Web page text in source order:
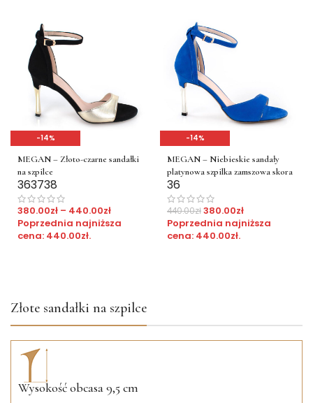
-14%
MEGAN – Złoto-czarne sandałki
na szpilce
363738
380.00zł – 440.00zł
Poprzednia najniższa
cena: 440.00zł.
-14%
MEGAN – Niebieskie sandały
platynowa szpilka zamszowa skora
36
440.00zł380.00zł
Poprzednia najniższa
cena: 440.00zł.
Złote sandałki na szpilce
Wysokość obcasa 9,5 cm